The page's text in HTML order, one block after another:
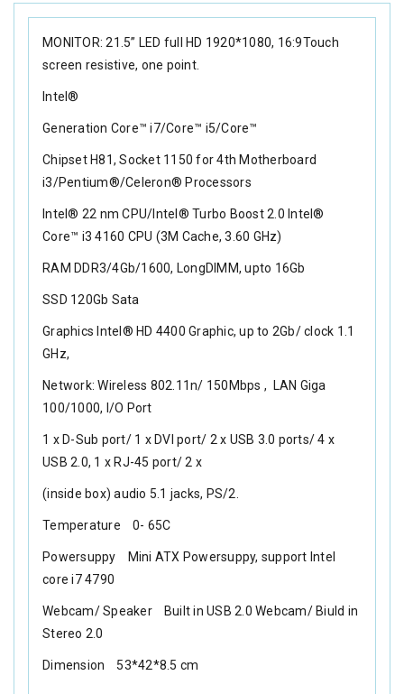
MONITOR: 21.5” LED full HD 1920*1080, 16:9Touch
screen resistive, one point.
Intel®
Generation Core™ i7/Core™ i5/Core™
Chipset H81, Socket 1150 for 4th Motherboard
i3/Pentium®/Celeron® Processors
Intel® 22 nm CPU/Intel® Turbo Boost 2.0 Intel®
Core™ i3 4160 CPU (3M Cache, 3.60 GHz)
RAM DDR3/4Gb/1600, LongDIMM, upto 16Gb
SSD 120Gb Sata
Graphics Intel® HD 4400 Graphic, up to 2Gb/ clock 1.1
GHz,
Network: Wireless 802.11n/ 150Mbps , LAN Giga
100/1000, I/O Port
1 x D-Sub port/ 1 x DVI port/ 2 x USB 3.0 ports/ 4 x
USB 2.0, 1 x RJ-45 port/ 2 x
(inside box) audio 5.1 jacks, PS/2.
Temperature 0- 65C
Powersuppy Mini ATX Powersuppy, support Intel
core i7 4790
Webcam/ Speaker Built in USB 2.0 Webcam/ Biuld in
Stereo 2.0
Dimension 53*42*8.5 cm